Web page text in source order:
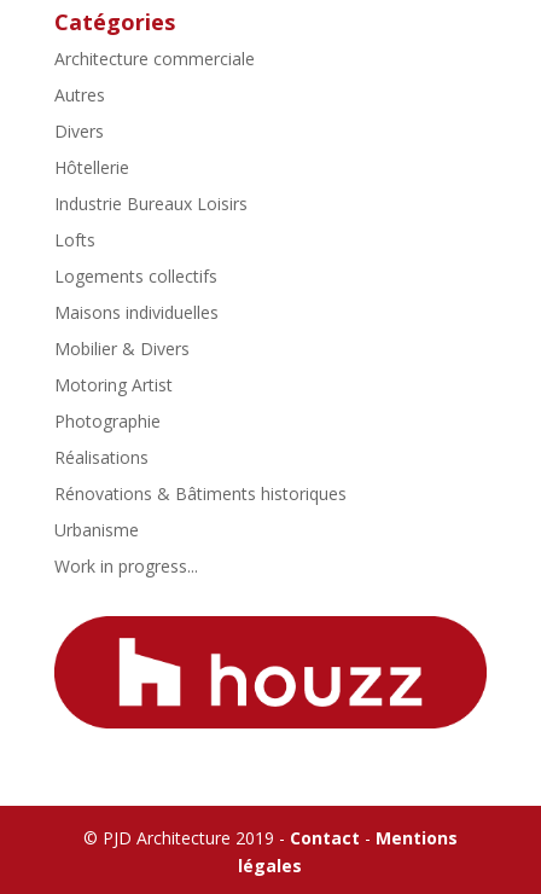
Catégories
Architecture commerciale
Autres
Divers
Hôtellerie
Industrie Bureaux Loisirs
Lofts
Logements collectifs
Maisons individuelles
Mobilier & Divers
Motoring Artist
Photographie
Réalisations
Rénovations & Bâtiments historiques
Urbanisme
Work in progress...
© PJD Architecture 2019 - Contact - Mentions
légales